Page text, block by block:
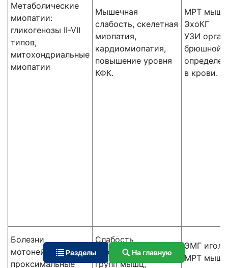
Метаболические
миопатии:
гликогенозы II-VII
типов,
митохондриальные
миопатии
Мышечная
слабость, скелетная
миопатия,
кардиомиопатия,
повышение уровня
КФК.
МРТ мышц
ЭхоКГ
УЗИ
брюшной
в крови.
Болезни
мотонейрона:
проксимальные
Слабость
проксимальных
групп мышц,
ЭМГ
МРТ
Разделы На главную